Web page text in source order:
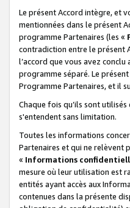
Le présent Accord intègre, et
mentionnées dans le présent
programme Partenaires (les «
contradiction entre le présent
l’accord que vous avez
programme séparé. Le
Programme Partenaires, et il
Chaque fois qu’ils sont
s'entendent sans limitation.
Toutes les informations
Partenaires et qui ne relèvent
« Informations
mesure où leur utilisation est
entités ayant accès aux
contenues dans la présente